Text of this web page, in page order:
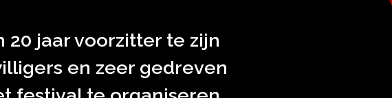
20 jaar voorzitter te zijn
en zeer gedreven